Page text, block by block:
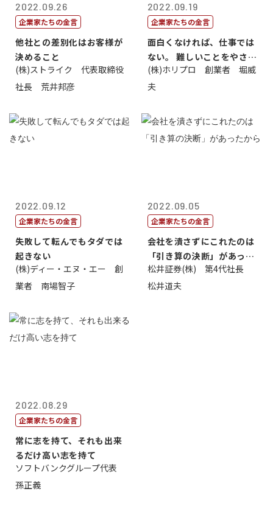
2022.09.26
企業家たちの金言
他社との差別化はお客様が
決めること
(株)ストライク 代表取締役
社長 荒井邦彦
2022.09.19
企業家たちの金言
面白くなければ、仕事では
ない。 難しいことをやさし
く。やさし...
(株)ホリプロ 創業者 堀威
夫
2022.09.12
企業家たちの金言
失敗して転んでもタダでは
起きない
(株)ディー・エヌ・エー 創
業者 南場智子
2022.09.05
企業家たちの金言
会社を潰さずにこれたのは
「引き算の決断」があった
から
松井証券(株) 第4代社長
松井道夫
2022.08.29
企業家たちの金言
常に志を持て、それも出来
るだけ高い志を持て
ソフトバンクグループ代表
孫正義